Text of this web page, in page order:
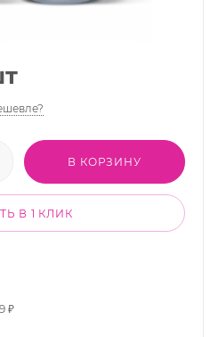
В КОРЗИНУ
В 1 КЛИК
₽